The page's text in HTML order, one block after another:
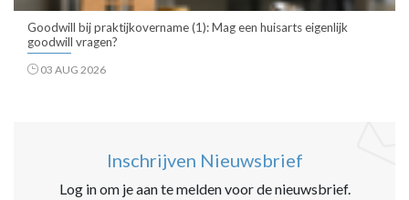
Goodwill bij praktijkovername (1): Mag een huisarts eigenlijk
goodwill vragen?
03 AUG 2026
Inschrijven Nieuwsbrief
Log in om je aan te melden voor de nieuwsbrief.